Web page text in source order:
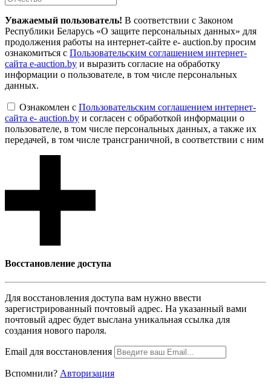
Уважаемый пользователь! В соответствии с Законом
Республики Беларусь «О защите персональных данных» для
продолжения работы на интернет-сайте e- auction.by просим
ознакомиться с Пользовательским соглашением интернет-
сайта e-auction.by и выразить согласие на обработку
информации о пользователе, в том числе персональных
данных.
Ознакомлен с Пользовательским соглашением интернет-
сайта e- auction.by и согласен с обработкой информации о
пользователе, в том числе персональных данных, а также их
передачей, в том числе трансграничной, в соответствии с ним
Восcтановление доступа
Для восcтановления доступа вам нужно ввести
зарегистрированный почтовый адрес. На указанный вами
почтовый адрес будет выслана уникальная ссылка для
создания нового пароля.
Email для восcтановления
Вспомнили? Авторизация